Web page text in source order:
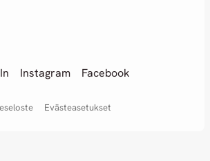
Evästeasetukset
Instagram Facebook